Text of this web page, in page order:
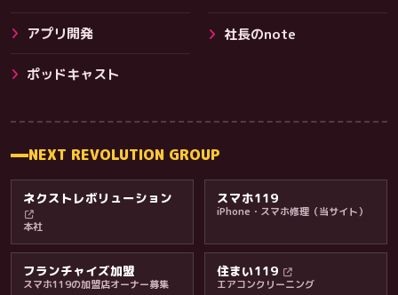
その他サービス
アプリ開発 社長のnote
ポッドキャスト
NEXT REVOLUTION GROUP
ネクストレボリューション
本社
スマホ119
iPhone・スマホ修理（当サイト）
フランチャイズ加盟
スマホ119の加盟店オーナー募集
住まい119
エアコンクリーニング